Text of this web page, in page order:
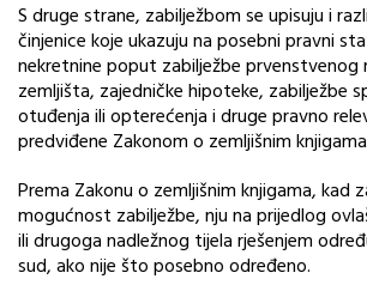
S druge strane, zabilježbom se upisuju i
činjenice koje ukazuju na posebni pravni
nekretnine poput zabilježbe prvenstvenog
zemljišta, zajedničke hipoteke, zabilježbe
otuđenja ili opterećenja i druge pravno
predviđene Zakonom o zemljišnim
Prema Zakonu o zemljišnim knjigama, kad
mogućnost zabilježbe, nju na prijedlog
ili drugoga nadležnog tijela rješenjem
sud, ako nije što posebno određeno.